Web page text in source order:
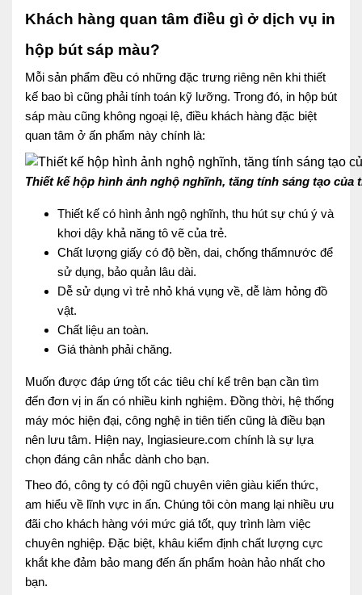
Khách hàng quan tâm điều gì ở dịch vụ in
hộp bút sáp màu?
Mỗi sản phẩm đều có những đặc trưng riêng nên khi thiết
kế bao bì cũng phải tính toán kỹ lưỡng. Trong đó, in hộp bút
sáp màu cũng không ngoại lệ, điều khách hàng đặc biệt
quan tâm ở ấn phẩm này chính là:
Thiết kế hộp hình ảnh nghộ nghĩnh, tăng tính sáng tạo của
Thiết kế có hình ảnh ngộ nghĩnh, thu hút sự chú ý và
khơi dậy khả năng tô vẽ của trẻ.
Chất lượng giấy có độ bền, dai, chống thấmnước để
sử dụng, bảo quản lâu dài.
Dễ sử dụng vì trẻ nhỏ khá vụng về, dễ làm hỏng đồ
vật.
Chất liệu an toàn.
Giá thành phải chăng.
Muốn được đáp ứng tốt các tiêu chí kể trên bạn cần tìm
đến đơn vị in ấn có nhiều kinh nghiệm. Đồng thời, hệ thống
máy móc hiện đại, công nghệ in tiên tiến cũng là điều bạn
nên lưu tâm. Hiện nay, Ingiasieure.com chính là sự lựa
chọn đáng cân nhắc dành cho bạn.
Theo đó, công ty có đội ngũ chuyên viên giàu kiến thức,
am hiểu về lĩnh vực in ấn. Chúng tôi còn mang lại nhiều ưu
đãi cho khách hàng với mức giá tốt, quy trình làm việc
chuyên nghiệp. Đặc biệt, khâu kiểm định chất lượng cực
khắt khe đảm bảo mang đến ấn phẩm hoàn hảo nhất cho
bạn.